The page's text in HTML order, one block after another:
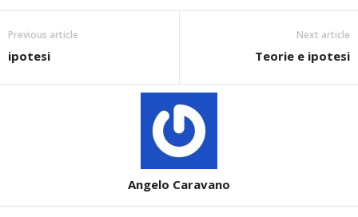
Previous article
ipotesi
Next article
Teorie e ipotesi
Angelo Caravano